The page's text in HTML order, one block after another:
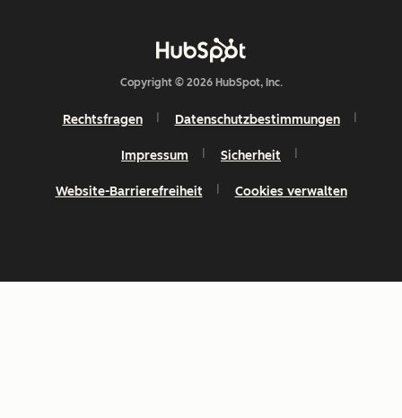
Copyright © 2026 HubSpot, Inc.
Rechtsfragen Datenschutzbestimmungen
Impressum Sicherheit
Website-Barrierefreiheit Cookies verwalten